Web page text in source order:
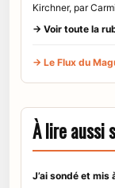
Kirchner, par
→ Voir toute la
→ Le Flux du
À lire aussi
J’ai sondé et